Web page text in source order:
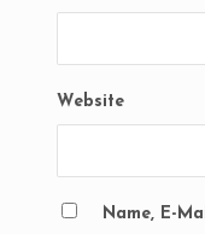
Website
Name, E-